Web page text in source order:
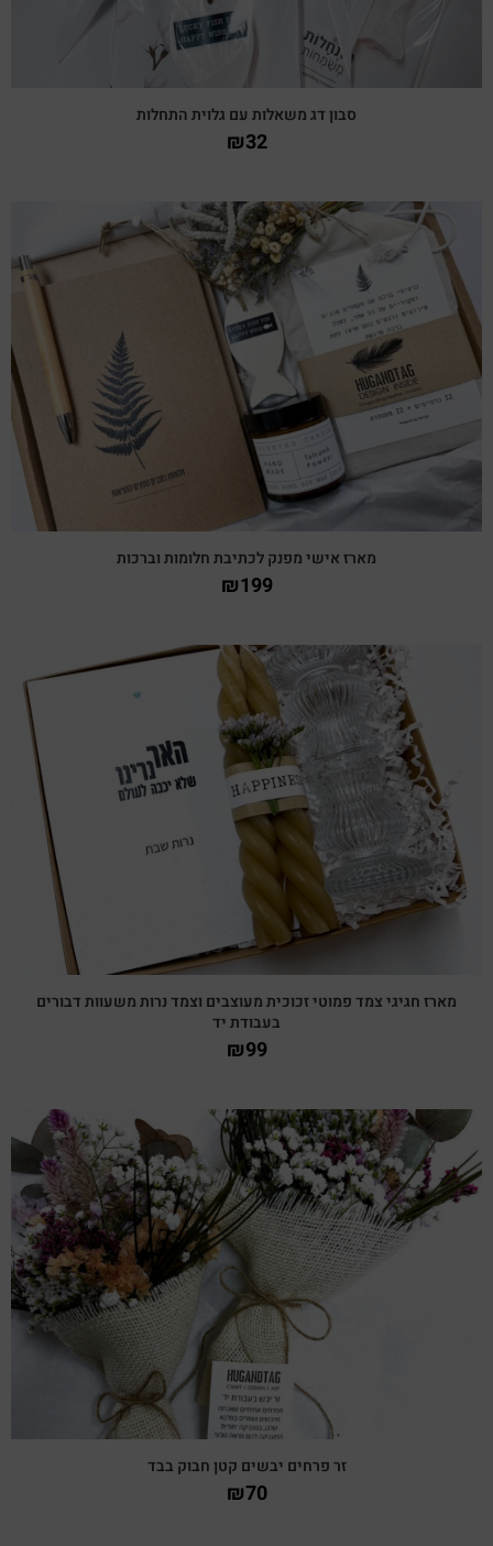
סבון דג משאלות עם גלוית התחלות
₪32
מארז אישי מפנק לכתיבת חלומות וברכות
₪199
צפייה מהירה
מארז חגיגי צמד פמוטי זכוכית מעוצבים וצמד נרות משעוות דבורים
בעבודת יד
₪99
צפייה מהירה
זר פרחים יבשים קטן חבוק בבד
₪70